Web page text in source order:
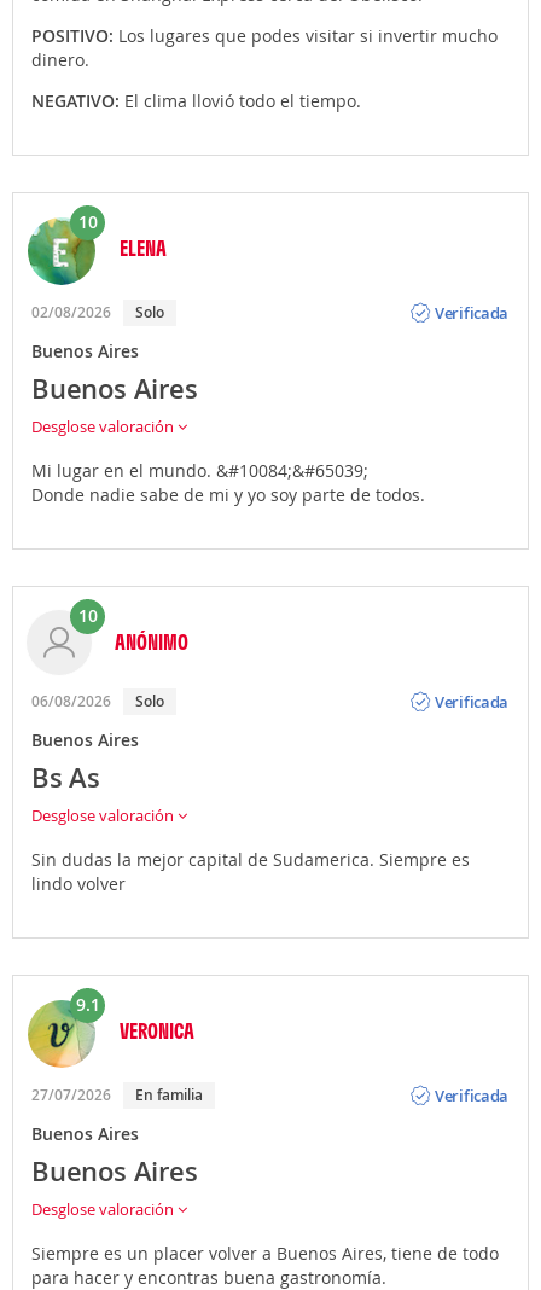
POSITIVO: Los lugares que podes visitar si invertir mucho
dinero.
NEGATIVO: El clima llovió todo el tiempo.
10
ELENA
02/08/2026 Solo
Verificada
Buenos Aires
Buenos Aires
Desglose valoración
Mi lugar en el mundo. &#10084;&#65039;
Donde nadie sabe de mi y yo soy parte de todos.
10
ANÓNIMO
06/08/2026 Solo
Verificada
Buenos Aires
Bs As
Desglose valoración
Sin dudas la mejor capital de Sudamerica. Siempre es
lindo volver
9.1
VERONICA
27/07/2026 En familia
Verificada
Buenos Aires
Buenos Aires
Desglose valoración
Siempre es un placer volver a Buenos Aires, tiene de todo
para hacer y encontras buena gastronomía.